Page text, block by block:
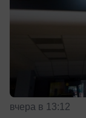
вчера в 13:12